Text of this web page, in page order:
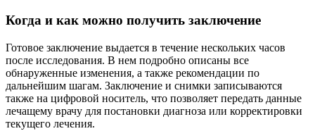
Когда и как можно получить заключение
Готовое заключение выдается в течение нескольких часов
после исследования. В нем подробно описаны все
обнаруженные изменения, а также рекомендации по
дальнейшим шагам. Заключение и снимки записываются
также на цифровой носитель, что позволяет передать данные
лечащему врачу для постановки диагноза или корректировки
текущего лечения.